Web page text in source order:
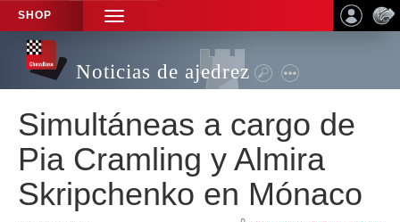
SHOP
TOGGLE
NAVIGATION
Noticias de ajedrez
Simultáneas a cargo de
Pia Cramling y Almira
Skripchenko en Mónaco